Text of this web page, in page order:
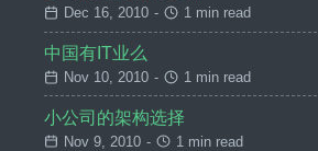
Dec 16, 2010 - 1 min read
中国有IT业么
Nov 10, 2010 - 1 min read
小公司的架构选择
Nov 9, 2010 - 1 min read